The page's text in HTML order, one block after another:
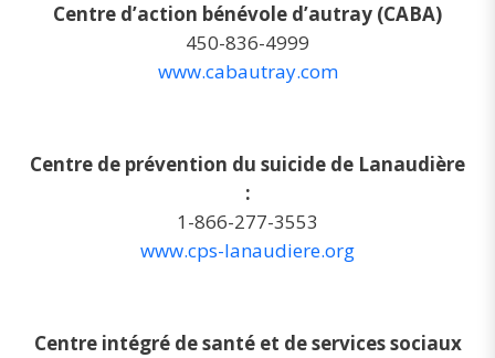
Centre d’action bénévole d’autray (CABA)
450-836-4999
www.cabautray.com
Centre de prévention du suicide de Lanaudière
:
1-866-277-3553
www.cps-lanaudiere.org
Centre intégré de santé et de services sociaux